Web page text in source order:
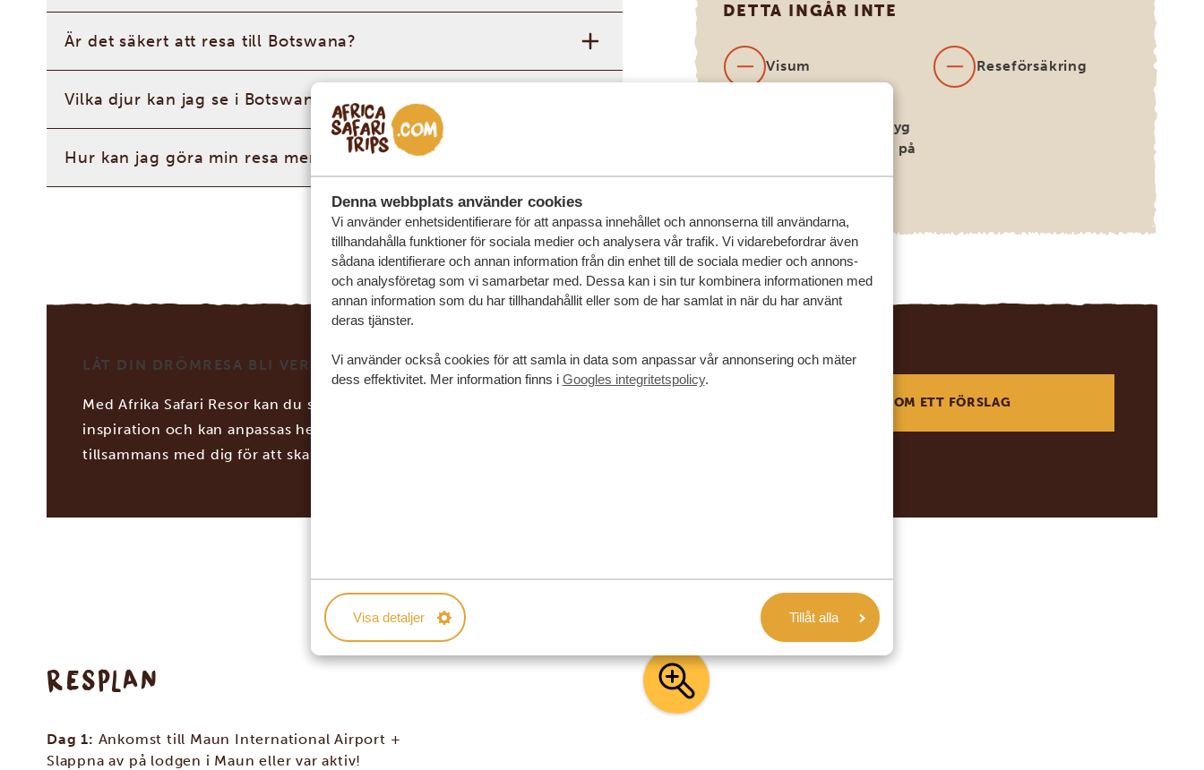
Denna webbplats använder cookies
Vi använder enhetsidentifierare för att anpassa innehållet och annonserna till användarna,
tillhandahålla funktioner för sociala medier och analysera vår trafik. Vi vidarebefordrar även
sådana identifierare och annan information från din enhet till de sociala medier och annons-
och analysföretag som vi samarbetar med. Dessa kan i sin tur kombinera informationen med
annan information som du har tillhandahållit eller som de har samlat in när du har använt
deras tjänster.
Vi använder också cookies för att samla in data som anpassar vår annonsering och mäter
dess effektivitet. Mer information finns i Googles integritetspolicy.
Visa detaljer Tillåt alla
Är det säkert att resa till Botswana?
Vilka djur kan jag se i Botswana?
Hur kan jag göra min resa mer personlig med era tjänster?
DETTA INGÅR INTE
Visum Reseförsäkring
Internationella flyg
(kan bokas åt dig på
LÅT DIN DRÖMRESA BLI VERKLIG MED AFRIKA SAFARI RESOR
Med Afrika Safari Resor kan du skräddarsy din resa. Våra exempel på resplaner fungerar som
inspiration och kan anpassas helt och hållet efter dina önskemål. Våra specialister arbetar
tillsammans med dig för att skapa din drömresa!
BE OM ETT FÖRSLAG
RESPLAN
Dag 1: Ankomst till Maun International Airport +
Slappna av på lodgen i Maun eller var aktiv!